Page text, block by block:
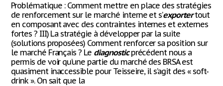
Problématique : Comment mettre en place des stratégies
de renforcement sur le marché interne et s’exportertout
en composant avec des contraintes internes et externes
fortes ? III) La stratégie à développer par la suite
(solutions proposées) Comment renforcer sa position sur
le marché Français ? Le diagnosticprécédent nous a
permis de voir qu’une partie du marché des BRSA est
quasiment inaccessible pour Teisseire, il s’agit des « soft-
drink ». On sait que la